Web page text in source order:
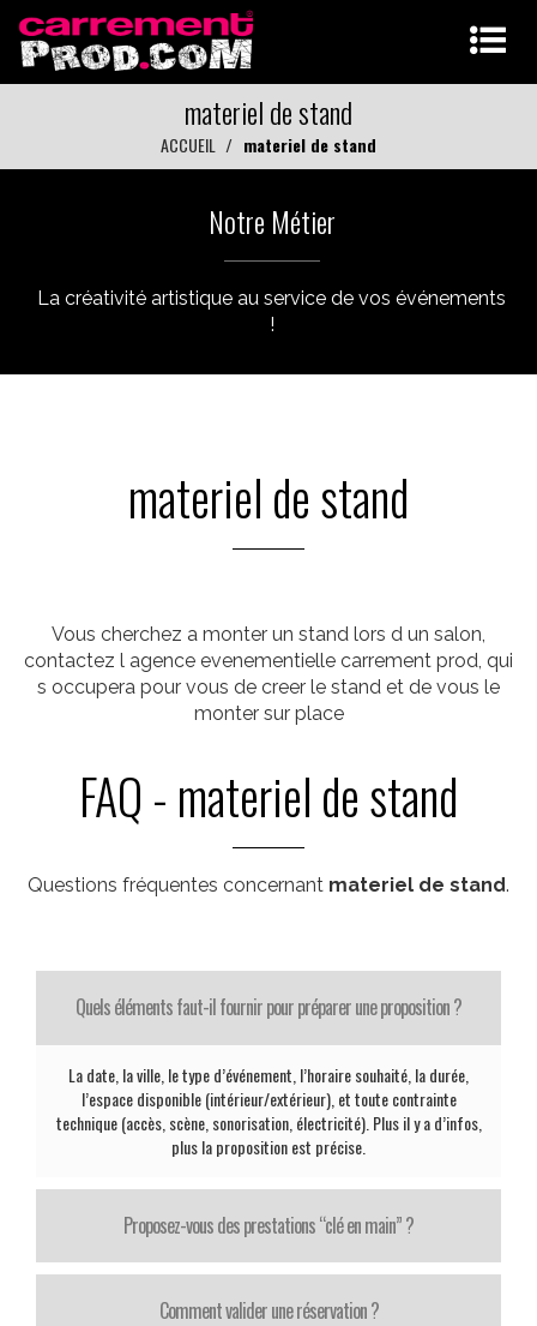
materiel de stand
ACCUEIL materiel de stand
Notre Métier
La créativité artistique au service de vos événements
!
materiel de stand
Vous cherchez a monter un stand lors d un salon,
contactez l agence evenementielle carrement prod, qui
s occupera pour vous de creer le stand et de vous le
monter sur place
FAQ - materiel de stand
Questions fréquentes concernant materiel de stand.
Quels éléments faut-il fournir pour préparer une proposition ?
La date, la ville, le type d’événement, l’horaire souhaité, la durée,
l’espace disponible (intérieur/extérieur), et toute contrainte
technique (accès, scène, sonorisation, électricité). Plus il y a d’infos,
plus la proposition est précise.
Proposez-vous des prestations “clé en main” ?
Comment valider une réservation ?